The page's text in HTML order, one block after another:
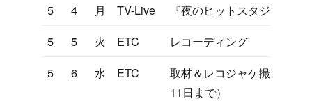
5
4 月 TV-Live
『夜のヒットスタジオ』リ
5
5 火 ETC
レコーディング
5
6 水 ETC
取材＆レコジャケ撮影（グ
11日まで）